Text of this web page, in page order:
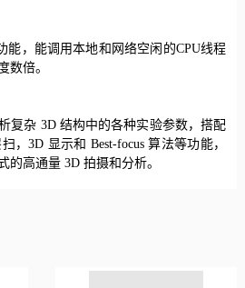
能，能调用本地和网络空闲的CPU线程
数倍。
复杂 3D 结构中的各种实验参数，搭配
，3D 显示和 Best-focus 算法等功能，
的高通量 3D 拍摄和分析。